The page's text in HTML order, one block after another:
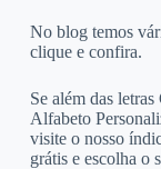
No blog temos
clique e confira.
Se além das
Alfabeto
visite o nosso
grátis e escolha o